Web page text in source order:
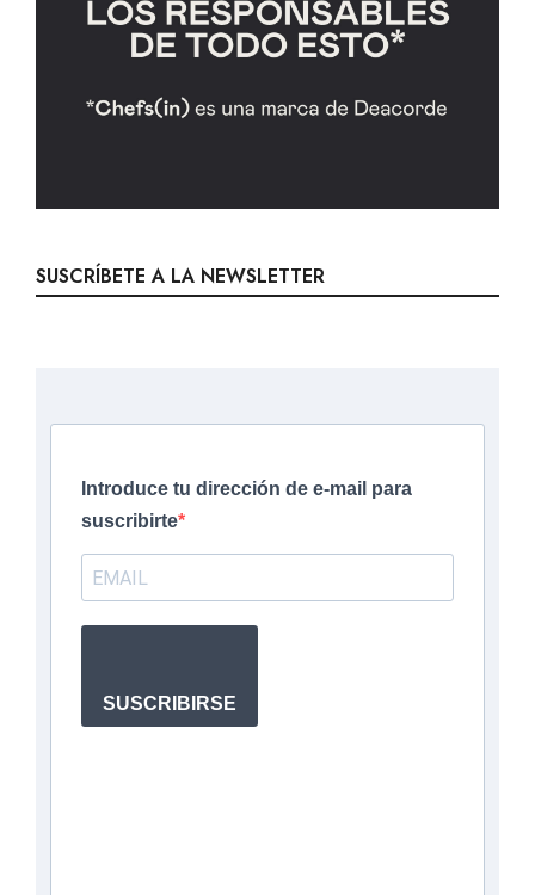
SUSCRÍBETE A LA NEWSLETTER
Introduce tu dirección de e-mail para
suscribirte
SUSCRIBIRSE